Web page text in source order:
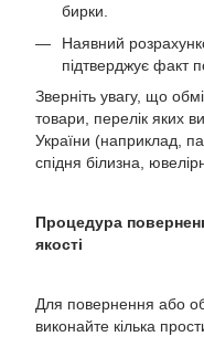
бирки.
Наявний
підтверджує факт
Зверніть увагу, що
товари, перелік яких
України (наприклад,
спідня білизна,
Процедура
якості
Для повернення або
виконайте кілька